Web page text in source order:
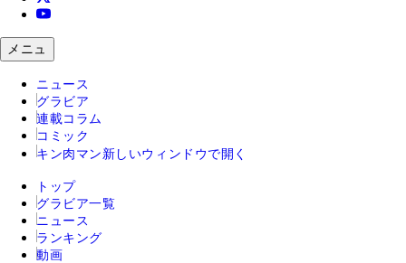
メニュ
ニュース
グラビア
連載コラム
コミック
キン肉マン 新しいウィンドウで開く
トップ
グラビア一覧
ニュース
ランキング
動画